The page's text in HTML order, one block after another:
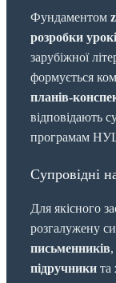
Фундаментом
розробки
зарубіжної
формується
планів-
відповідають
програмам
Супровідні
Для якісного
розгалужену
письменників
підручники та